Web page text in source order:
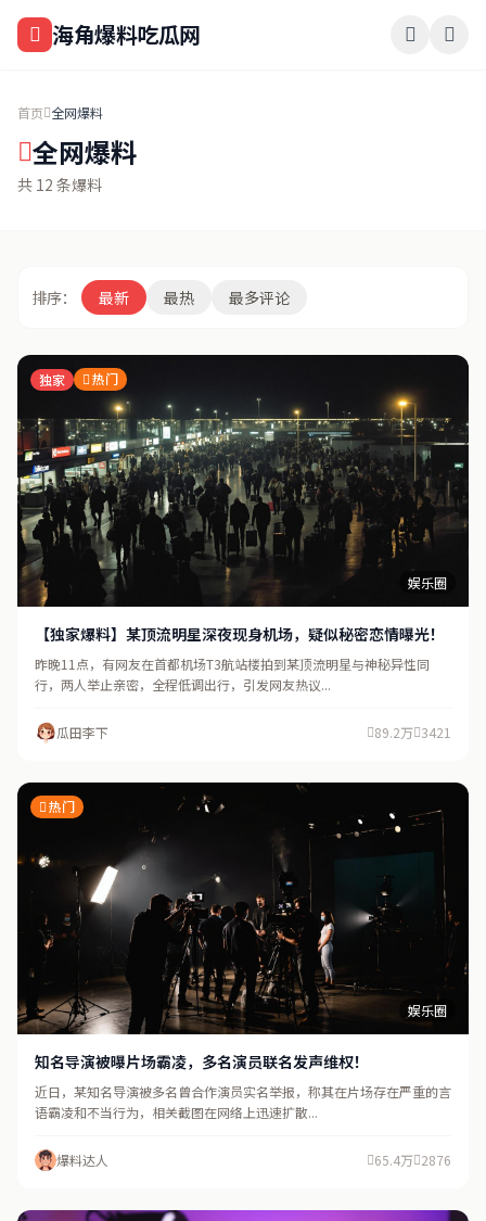
跳过导航
海角爆料吃瓜网
首页 全网爆料
全网爆料
共 12 条爆料
排序： 最新 最热 最多评论
独家 热门
娱乐圈
【独家爆料】某顶流明星深夜现身机场，疑似秘密恋情曝光！
昨晚11点，有网友在首都机场T3航站楼拍到某顶流明星与神秘异性同
行，两人举止亲密，全程低调出行，引发网友热议...
瓜田李下 89.2万 3421
热门
娱乐圈
知名导演被曝片场霸凌，多名演员联名发声维权！
近日，某知名导演被多名曾合作演员实名举报，称其在片场存在严重的言
语霸凌和不当行为，相关截图在网络上迅速扩散...
爆料达人 65.4万 2876